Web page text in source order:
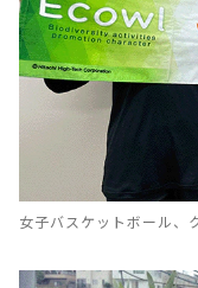
女子バスケットボール、